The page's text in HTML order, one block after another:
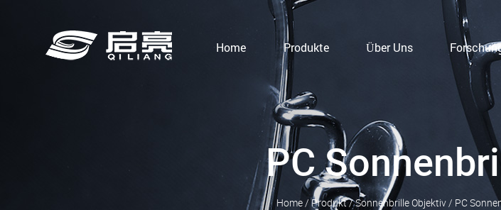
Home Produkte Über Uns
PC
Home/Produkt/Sonnenbrille Objektiv/ PC